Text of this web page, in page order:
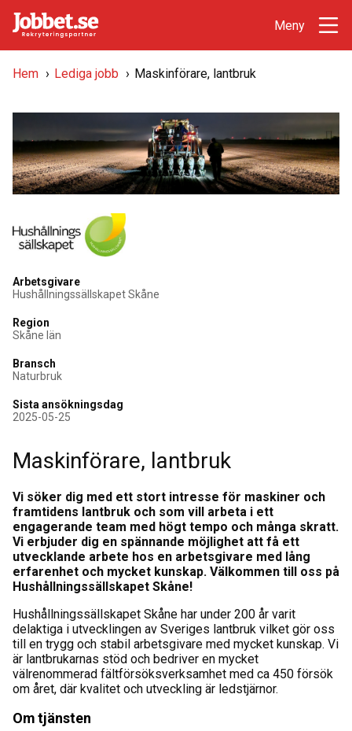
Hem › Lediga jobb › Maskinförare, lantbruk
Arbetsgivare
Hushållningssällskapet Skåne
Region
Skåne län
Bransch
Naturbruk
Sista ansökningsdag
2025-05-25
Maskinförare, lantbruk
Vi söker dig med ett stort intresse för maskiner och
framtidens lantbruk och som vill arbeta i ett
engagerande team med högt tempo och många skratt.
Vi erbjuder dig en spännande möjlighet att få ett
utvecklande arbete hos en arbetsgivare med lång
erfarenhet och mycket kunskap. Välkommen till oss på
Hushållningssällskapet Skåne!
Hushållningssällskapet Skåne har under 200 år varit
delaktiga i utvecklingen av Sveriges lantbruk vilket gör oss
till en trygg och stabil arbetsgivare med mycket kunskap. Vi
är lantbrukarnas stöd och bedriver en mycket
välrenommerad fältförsöksverksamhet med ca 450 försök
om året, där kvalitet och utveckling är ledstjärnor.
Om tjänsten